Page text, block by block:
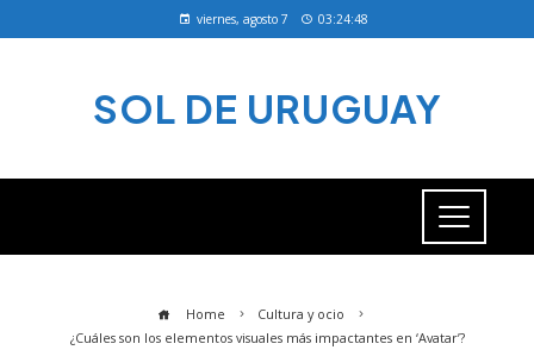
viernes, agosto 7 03:24:49
SOL DE URUGUAY
Home
Cultura y ocio
¿Cuáles son los elementos visuales más impactantes en ‘Avatar’?